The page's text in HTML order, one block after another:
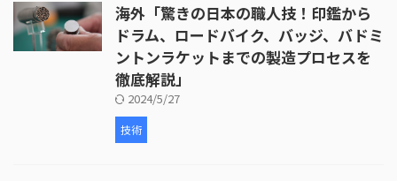
海外「驚きの日本の職人技！印鑑から
ドラム、ロードバイク、バッジ、バドミ
ントンラケットまでの製造プロセスを
徹底解説」
2024/5/27
技術